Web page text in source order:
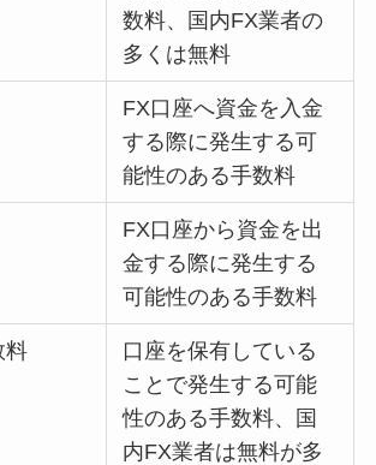
数料、国内FX業者の
多くは無料
FX口座へ資金を入金
する際に発生する可
能性のある手数料
FX口座から資金を出
金する際に発生する
可能性のある手数料
料
口座を保有している
ことで発生する可能
性のある手数料、国
内FX業者は無料が多